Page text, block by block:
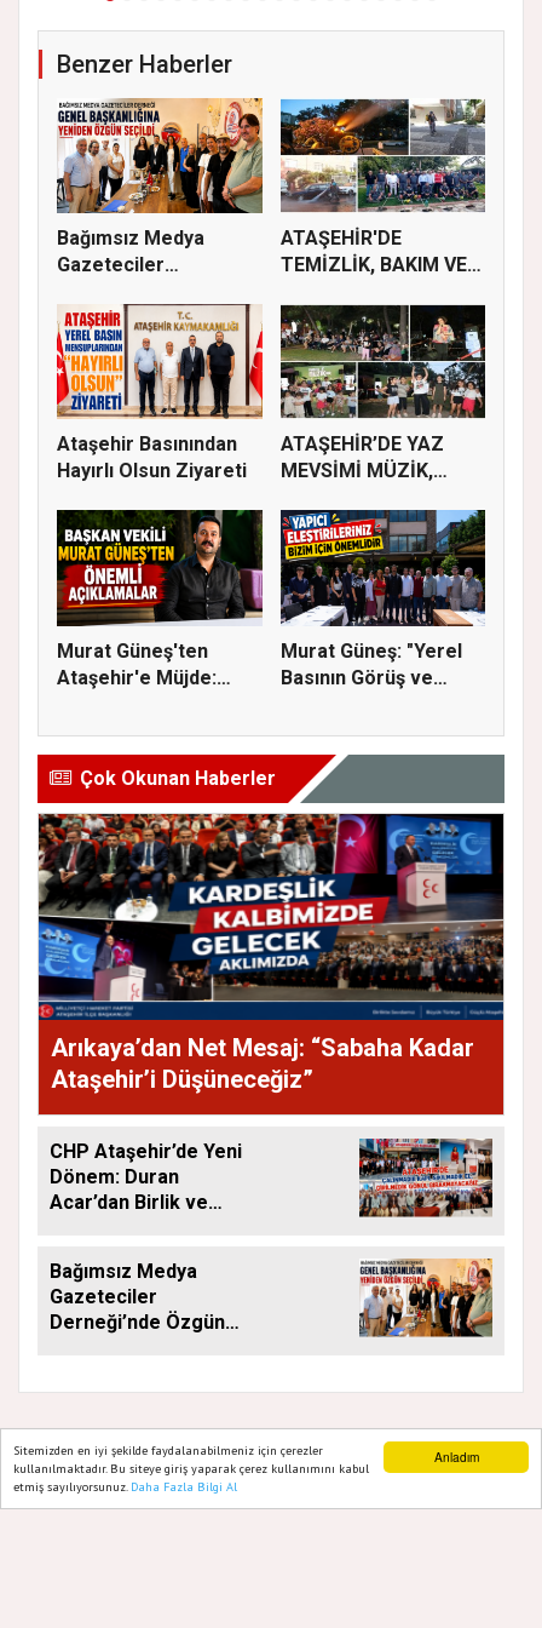
Anladım
Sitemizden en iyi şekilde faydalanabilmeniz için çerezler
kullanılmaktadır. Bu siteye giriş yaparak çerez kullanımını kabul
etmiş sayılıyorsunuz. Daha Fazla Bilgi Al
Benzer Haberler
Bağımsız Medya
Gazeteciler
ATAŞEHİR'DE
TEMİZLİK, BAKIM VE
Ataşehir Basınından
Hayırlı Olsun Ziyareti
ATAŞEHİR’DE YAZ
MEVSİMİ MÜZİK,
Murat Güneş'ten
Ataşehir'e Müjde:
Murat Güneş: "Yerel
Basının Görüş ve
Çok Okunan Haberler
Arıkaya’dan Net Mesaj: “Sabaha Kadar
Ataşehir’i Düşüneceğiz”
CHP Ataşehir’de Yeni
Dönem: Duran
Acar’dan Birlik ve
Bağımsız Medya
Gazeteciler
Derneği’nde Özgün
GAZETE ATAŞEHIR 2020
Yazılım |Onemsoft
Ana Sayfa Web TV